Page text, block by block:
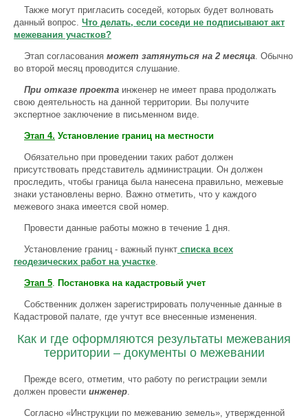
Также могут пригласить соседей, которых будет волновать
данный вопрос. Что делать, если соседи не подписывают акт
межевания участков?
Этап согласования может затянуться на 2 месяца. Обычно
во второй месяц проводится слушание.
При отказе проекта инженер не имеет права продолжать
свою деятельность на данной территории. Вы получите
экспертное заключение в письменном виде.
Этап 4. Установление границ на местности
Обязательно при проведении таких работ должен
присутствовать представитель администрации. Он должен
проследить, чтобы граница была нанесена правильно, межевые
знаки установлены верно. Важно отметить, что у каждого
межевого знака имеется свой номер.
Провести данные работы можно в течение 1 дня.
Установление границ - важный пункт списка всех
геодезических работ на участке.
Этап 5. Постановка на кадастровый учет
Собственник должен зарегистрировать полученные данные в
Кадастровой палате, где учтут все внесенные изменения.
Как и где оформляются результаты межевания
территории – документы о межевании
Прежде всего, отметим, что работу по регистрации земли
должен провести инженер.
Согласно «Инструкции по межеванию земель», утвержденной